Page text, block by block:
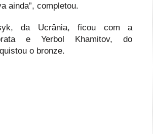
ainda”, completou.
da Ucrânia, ficou com a
e Yerbol Khamitov, do
o bronze.